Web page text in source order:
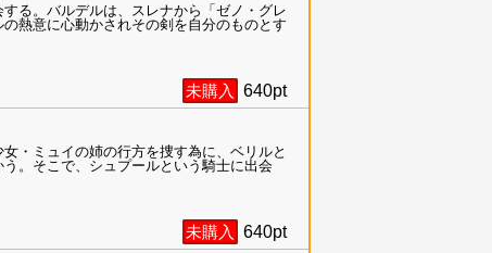
る。バルデルは、スレナから「ゼノ・グレ
熱意に心動かされその剣を自分のものとす
未購入 640pt
・ミュイの姉の行方を捜す為に、ベリルと
。そこで、シュプールという騎士に出会
未購入 640pt